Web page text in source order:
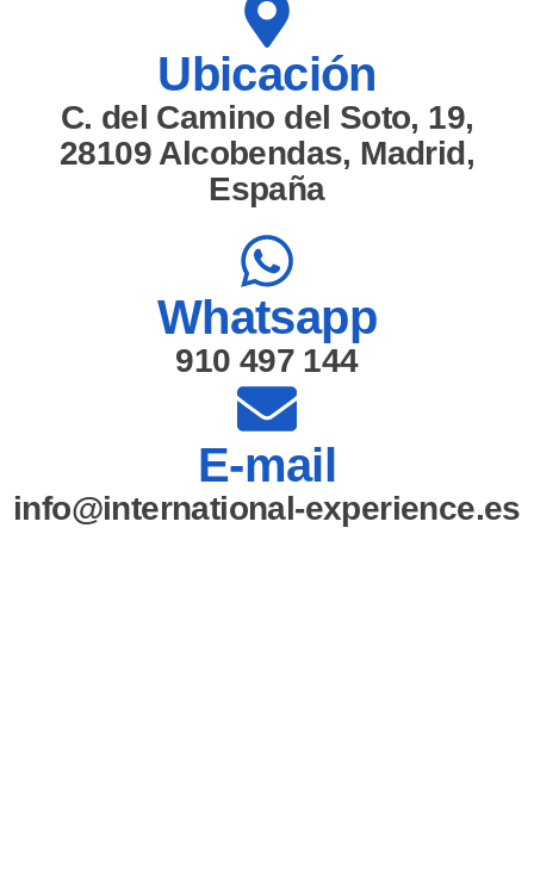
Ubicación
C. del Camino del Soto, 19,
28109 Alcobendas, Madrid,
España
Whatsapp
910 497 144
E-mail
info@international-experience.es